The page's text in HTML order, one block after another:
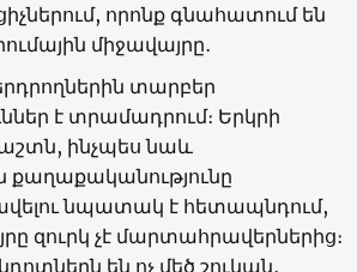
որոնք գնահատում են
միջավայրը․
տարբեր
է տրամադրում։ Երկրի
ինչպես նաև
քաղաքականությունը
նպատակ է հետապնդում,
զուրկ չէ մարտահրավերներից։
են ոչ մեծ շուկան,